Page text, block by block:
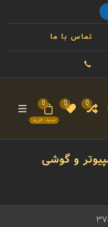
تماس با ما
تلگرام
0
0
سبد خرید
0
و گوشی